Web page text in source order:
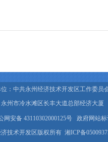
位：中共永州经济技术开发区工作委员
州市冷水滩区长丰大道总部经济大厦
网安备 43110302000125号 政府网站标
济技术开发区版权所有 湘ICP备